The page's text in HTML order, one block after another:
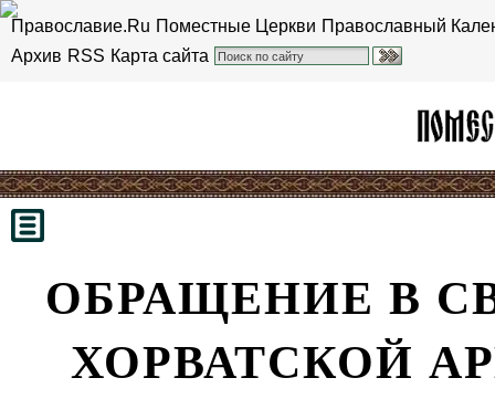
Православие.Ru Поместные Церкви Православный
Архив RSS Карта сайта
ОБРАЩЕНИЕ В
ХОРВАТСКОЙ